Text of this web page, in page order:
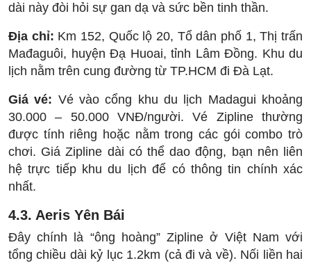
dài này đòi hỏi sự gan dạ và sức bền tinh thần.
Địa chỉ: Km 152, Quốc lộ 20, Tổ dân phố 1, Thị trấn
Mađaguôi, huyện Đạ Huoai, tỉnh Lâm Đồng. Khu du
lịch nằm trên cung đường từ TP.HCM đi Đà Lạt.
Giá vé: Vé vào cổng khu du lịch Madagui khoảng
30.000 – 50.000 VNĐ/người. Vé Zipline thường
được tính riêng hoặc nằm trong các gói combo trò
chơi. Giá Zipline dài có thể dao động, bạn nên liên
hệ trực tiếp khu du lịch để có thông tin chính xác
nhất.
4.3. Aeris Yên Bái
Đây chính là “ông hoàng” Zipline ở Việt Nam với
tổng chiều dài kỷ lục 1.2km (cả đi và về). Nối liền hai